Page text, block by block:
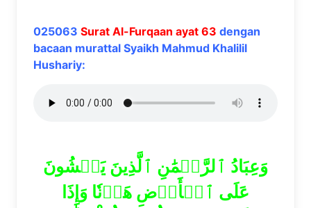
025063 Surat Al-Furqaan ayat 63 dengan
bacaan murattal Syaikh Mahmud Khalilil
Hushariy:
وَعِبَادُ ٱلرَّحۡمَٰنِ ٱلَّذِينَ يَمۡشُونَ
عَلَى ٱلۡأَرۡضِ هَوۡنٗا وَإِذَا